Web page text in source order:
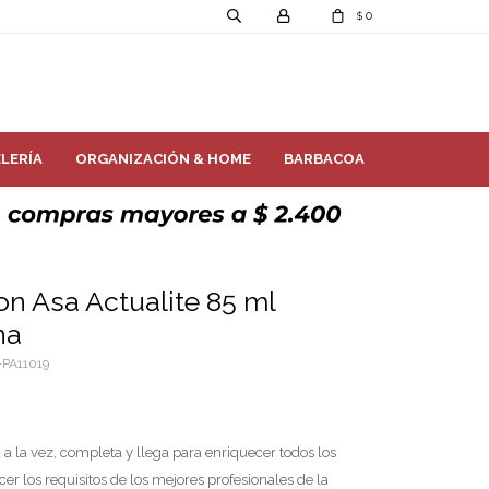
ORGANIZACIÓN & HOME BARBACOA
$ 0
Asa Actualite 85 ml
la vez, completa y llega para enriquecer todos los
los requisitos de los mejores profesionales de la